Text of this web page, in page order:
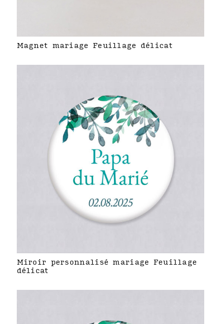
Magnet mariage Feuillage délicat
Miroir personnalisé mariage Feuillage
délicat